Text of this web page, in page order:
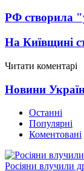
РФ створила
На Київщині
Читати коментарі
Новини
Останні
Популярні
Коментовані
Росіяни влучили